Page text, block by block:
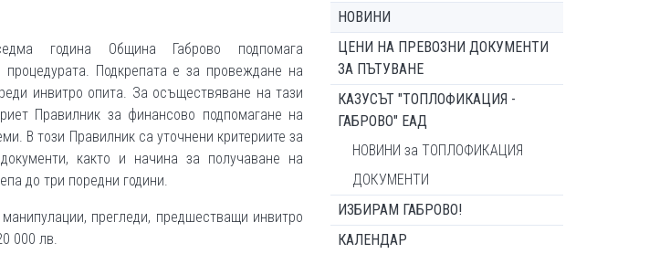
година Община Габрово подпомага
Подкрепата е за провеждане на
инвитро опита. За осъществяване на тази
Правилник за финансово подпомагане на
В този Правилник са уточнени критериите за
както и начина за получаване на
до три поредни години.
прегледи, предшестващи инвитро
000 лв.
НОВИНИ
ЦЕНИ НА ПРЕВОЗНИ ДОКУМЕНТИ
ЗА ПЪТУВАНЕ
КАЗУСЪТ "ТОПЛОФИКАЦИЯ -
ГАБРОВО" ЕАД
НОВИНИ за ТОПЛОФИКАЦИЯ
ДОКУМЕНТИ
ИЗБИРАМ ГАБРОВО!
КАЛЕНДАР